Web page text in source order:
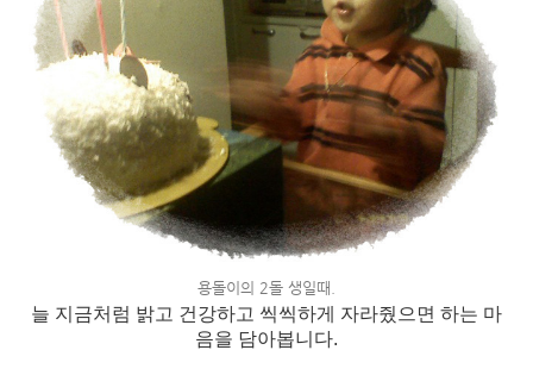
용돌이의 2돌 생일때.
늘 지금처럼 밝고 건강하고 씩씩하게 자라줬으면 하는 마
음을 담아봅니다.